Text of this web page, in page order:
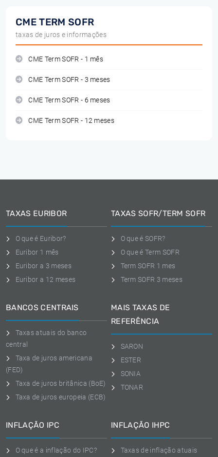
CME TERM SOFR
taxas de juros e informações
CME Term SOFR - 1 mês
CME Term SOFR - 3 meses
CME Term SOFR - 6 meses
CME Term SOFR - 12 meses
TAXAS EURIBOR
O que é Euribor?
Euribor 1 mês
Euribor a 3 meses
Euribor a 12 meses
TAXAS SOFR/TERM SOFR
O que é SOFR?
O que é Term SOFR
Term SOFR 1 mes
Term SOFR 3 meses
BANCOS CENTRAIS
Taxas atuais do banco
central
Taxa de juros americana
(FED)
Taxa de juros britânica (BoE)
Taxa de juros europeia (ECB)
MAIS TAXAS DE
REFERÊNCIA
SARON
ESTER
SONIA
TONAR
INFLAÇÃO IPC
O que é a inflação do IPC?
INFLAÇÃO IHPC
Taxas de inflação atuais